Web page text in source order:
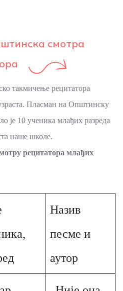
смотра
такмичење рецитатора
Пласман на Општинску
је 10 ученика млађих разреда
наше школе.
рецитатора млађих
Назив
песме и
аутор